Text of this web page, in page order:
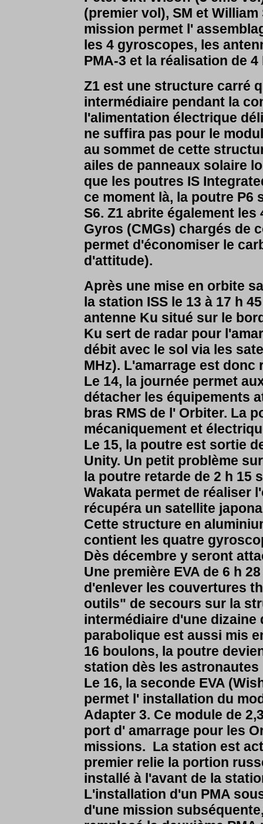
(premier vol), SM et
mission permet l'
les 4 gyroscopes, les
PMA-3 et la réalisation de 4
Z1 est une structure carré
intermédiaire pendant la
l'alimentation électrique
ne suffira pas pour le
au sommet de cette
ailes de panneaux solaire
que les poutres IS
ce moment là, la poutre P6
S6. Z1 abrite également
Gyros (CMGs) chargés de
permet d'économiser le
d'attitude).
Après une mise en orbite
la station ISS le 13 à 17 h
antenne Ku situé sur le
Ku sert de radar pour
débit avec le sol via les
MHz). L'amarrage est
Le 14, la journée permet
détacher les équipements
bras RMS de l' Orbiter. La
mécaniquement et
Le 15, la poutre est sortie
Unity. Un petit problème
la poutre retarde de 2 h 15
Wakata permet de réaliser
récupéra un satellite
Cette structure en
contient les quatre
Dès décembre y seront
Une première EVA de 6 h
d'enlever les couvertures
outils" de secours sur la
intermédiaire d'une dizaine
parabolique est aussi mis
16 boulons, la poutre
station dès les
Le 16, la seconde EVA
permet l' installation du
Adapter 3. Ce module de
port d' amarrage pour les
missions. La station est
premier relie la portion
installé à l'avant de la
L'installation d'un PMA
d'une mission